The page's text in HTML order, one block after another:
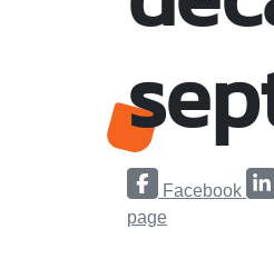
Facebook
page